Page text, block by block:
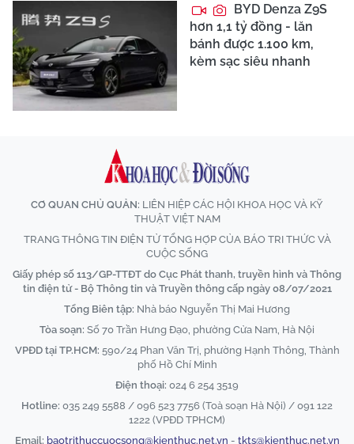
BYD Denza Z9S
hơn 1,1 tỷ đồng - lăn
bánh được 1.100 km,
kèm sạc siêu nhanh
CƠ QUAN CHỦ QUẢN: LIÊN HIỆP CÁC HỘI KHOA HỌC VÀ KỸ
THUẬT VIỆT NAM
TRANG THÔNG TIN ĐIỆN TỬ TỔNG HỢP CỦA BÁO TRI THỨC VÀ
CUỘC SỐNG
Giấy phép số 113/GP-TTĐT do Cục Phát thanh, truyền hình và Thông
tin điện tử - Bộ Thông tin và Truyền thông cấp ngày 08/07/2021
Tổng Biên tập: Nhà báo Nguyễn Thị Mai Hương
Tòa soạn: Số 70 Trần Hưng Đạo, phường Cửa Nam, Hà Nội
VPĐD tại TP.HCM: 590/24 Phan Văn Trị, phường Hạnh Thông, Thành
phố Hồ Chí Minh
Điện thoại: 024 6 254 3519
Hotline: 035 249 5588 / 096 523 7756 (Toà soạn Hà Nội) / 091 122
1222 (VPĐD TPHCM)
Email: baotrithuccuocsong@kienthuc.net.vn - tkts@kienthuc.net.vn